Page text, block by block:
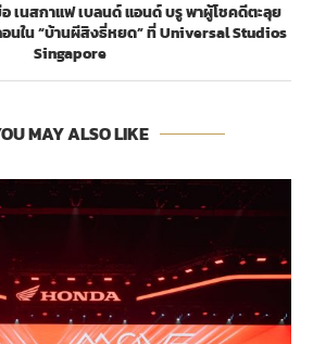
เนสกาแฟ เบลนด์ แอนด์ บรู พาผู้โชคดีตะลุย
นใน “บ้านผีสิงธี่หยด” ที่ Universal Studios
Singapore
MAY ALSO LIKE